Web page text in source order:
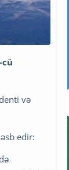
cü
və
edir: